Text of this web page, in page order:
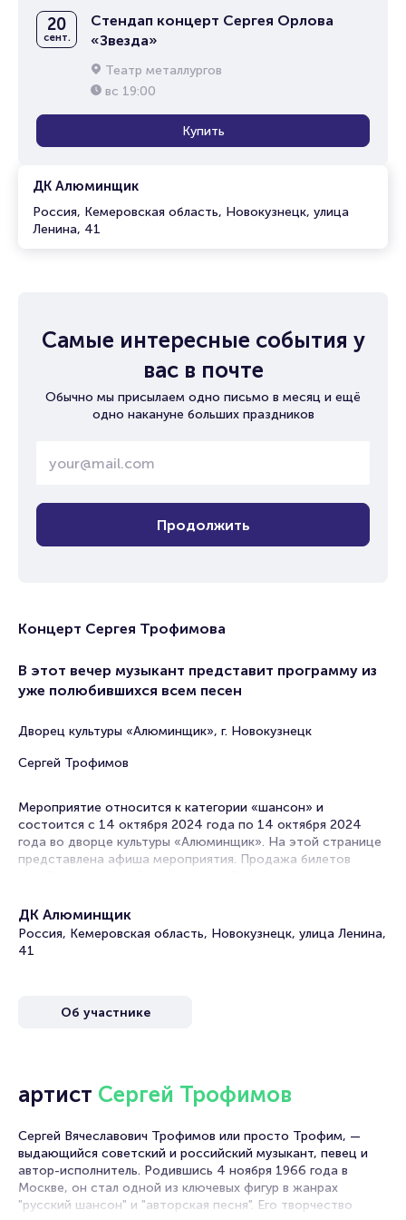
ДК Алюминщик
Россия, Кемеровская область, Новокузнецк, улица
Ленина, 41
20
сент.
Стендап концерт Сергея Орлова
«Звезда»
Театр металлургов
вс 19:00
Купить
Самые интересные события у
вас в почте
Обычно мы присылаем одно письмо в месяц и ещё
одно накануне больших праздников
Продолжить
Концерт Сергея Трофимова
В этот вечер музыкант представит программу из
уже полюбившихся всем песен
Дворец культуры «Алюминщик», г. Новокузнецк
Сергей Трофимов
Мероприятие относится к категории «шансон» и
состоится с 14 октября 2024 года по 14 октября 2024
года во дворце культуры «Алюминщик». На этой странице
представлена афиша мероприятия. Продажа билетов
достать билет на шансон.
В концертных залах в Новокузнецке нередко проходят
выступления исполнителей шансона. Русский шансон
исполнителей.
сходить всем, кто неравнодушен к репертуару музыки
этого жанра.
Билеты на концерт Сергея Трофимова
ДК Алюминщик
Россия, Кемеровская область, Новокузнецк, улица Ленина,
41
Об участнике
артист Сергей Трофимов
Сергей Вячеславович Трофимов или просто Трофим, —
выдающийся советский и российский музыкант, певец и
автор-исполнитель. Родившись 4 ноября 1966 года в
Москве, он стал одной из ключевых фигур в жанрах
"русский шансон" и "авторская песня". Его творчество